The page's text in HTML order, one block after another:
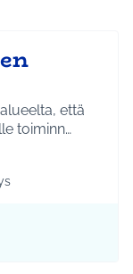
että
toiminn…
Hyvinvointi ja